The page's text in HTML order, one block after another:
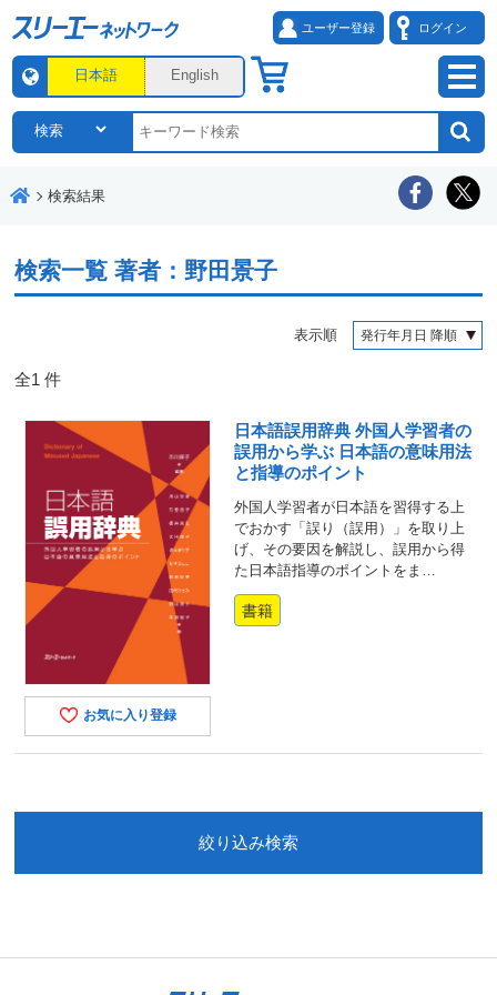
ユーザー登録 ログイン
日本語 English
検索結果
検索一覧著者：野田景子
表示順
全1 件
お気に入り登録
日本語誤用辞典 外国人学習者の
誤用から学ぶ 日本語の意味用法
と指導のポイント
外国人学習者が日本語を習得する上
でおかす「誤り（誤用）」を取り上
げ、その要因を解説し、誤用から得
た日本語指導のポイントをま…
書籍
絞り込み検索